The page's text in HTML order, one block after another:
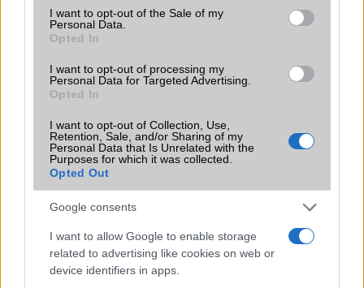
consent section.
I want to opt-out of the Sale of my
Personal Data.
Opted In
I want to opt-out of processing my
Personal Data for Targeted Advertising.
Opted In
I want to opt-out of Collection, Use,
Retention, Sale, and/or Sharing of my
Personal Data that Is Unrelated with the
Purposes for which it was collected.
Opted Out
Google consents
I want to allow Google to enable storage
related to advertising like cookies on web or
device identifiers in apps.
Flight mode Van
Terület
Funkciók
Vezeték nélküli töltésre is
alkalmas, 120Hz, HDR10+,
display
Brand Nincs
Védelem
Limited Edition
SAR
Nincs publikus adat!
N/A = Nincs adat. Legutóbbi frissítés: 2026-07-13 19:00:00